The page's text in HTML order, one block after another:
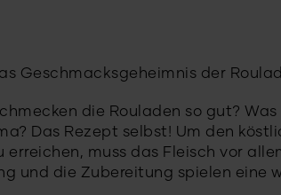
Geschmacksgeheimnis der
die Rouladen so gut?
Das Rezept selbst! Um den
erreichen, muss das Fleisch vor
und die Zubereitung spielen eine